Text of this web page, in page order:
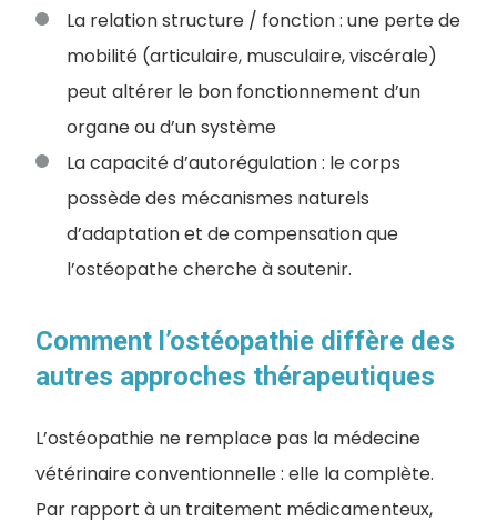
La relation structure / fonction : une perte de
mobilité (articulaire, musculaire, viscérale)
peut altérer le bon fonctionnement d’un
organe ou d’un système
La capacité d’autorégulation : le corps
possède des mécanismes naturels
d’adaptation et de compensation que
l’ostéopathe cherche à soutenir.
Comment l’ostéopathie diffère des
autres approches thérapeutiques
L’ostéopathie ne remplace pas la médecine
vétérinaire conventionnelle : elle la complète.
Par rapport à un traitement médicamenteux,